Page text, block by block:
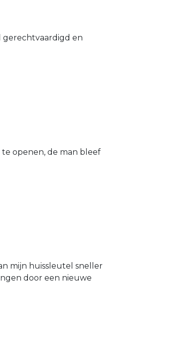
gerechtvaardigd en
openen, de man bleef
mijn huissleutel sneller
door een nieuwe